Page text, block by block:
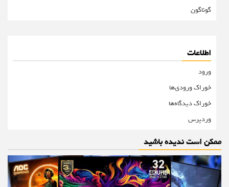
گوناگون
اطلاعات
ورود
خوراک ورودی‌ها
خوراک دیدگاه‌ها
وردپرس
ممکن است ندیده باشید